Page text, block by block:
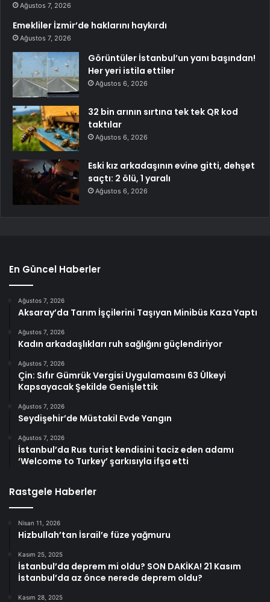
Ağustos 7, 2026
Emekliler İzmir’de haklarını haykırdı
Ağustos 7, 2026
Görüntüler İstanbul’un yanı başından!
Her yeri istila ettiler
Ağustos 6, 2026
32 bin arının sırtına tek tek QR kod
taktılar
Ağustos 6, 2026
Eski kız arkadaşının evine gitti, dehşet
saçtı: 2 ölü, 1 yaralı
Ağustos 6, 2026
En Güncel Haberler
Ağustos 7, 2026
Aksaray’da Tarım İşçilerini Taşıyan Minibüs Kaza Yaptı
Ağustos 7, 2026
Kadın arkadaşlıkları ruh sağlığını güçlendiriyor
Ağustos 7, 2026
Çin: Sıfır Gümrük Vergisi Uygulamasını 63 Ülkeyi
Kapsayacak Şekilde Genişlettik
Ağustos 7, 2026
Seydişehir’de Müstakil Evde Yangın
Ağustos 7, 2026
İstanbul’da Rus turist kendisini taciz eden adamı
‘Welcome to Turkey’ şarkısıyla ifşa etti
Rastgele Haberler
Nisan 11, 2026
Hizbullah’tan İsrail’e füze yağmuru
Kasım 25, 2025
İstanbul’da deprem mi oldu? SON DAKİKA! 21 Kasım
İstanbul’da az önce nerede deprem oldu?
Kasım 28, 2025